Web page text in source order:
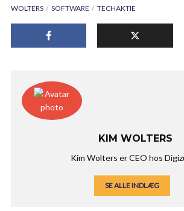
WOLTERS
SOFTWARE TECHAKTIE
KIM WOLTERS
Kim Wolters er CEO hos
SE ALLE INDLÆG